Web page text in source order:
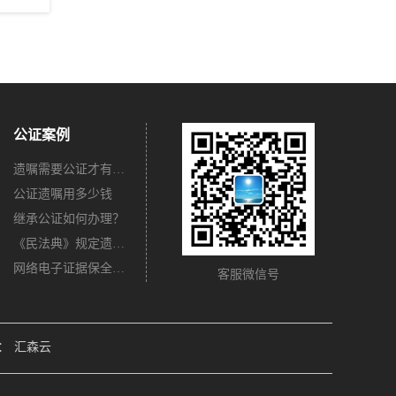
公证案例
遗嘱需要公证才有法律效力吗？
公证遗嘱用多少钱
继承公证如何办理？
《民法典》规定遗嘱不公证有法律效力吗？
网络电子证据保全公证怎么办理？
客服微信号
汇森云